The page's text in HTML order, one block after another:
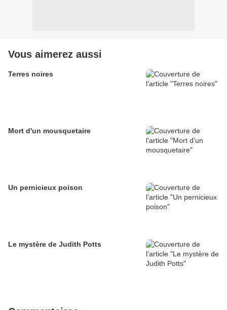
Vous aimerez aussi
Terres noires
Mort d'un mousquetaire
Un pernicieux poison
Le mystère de Judith Potts